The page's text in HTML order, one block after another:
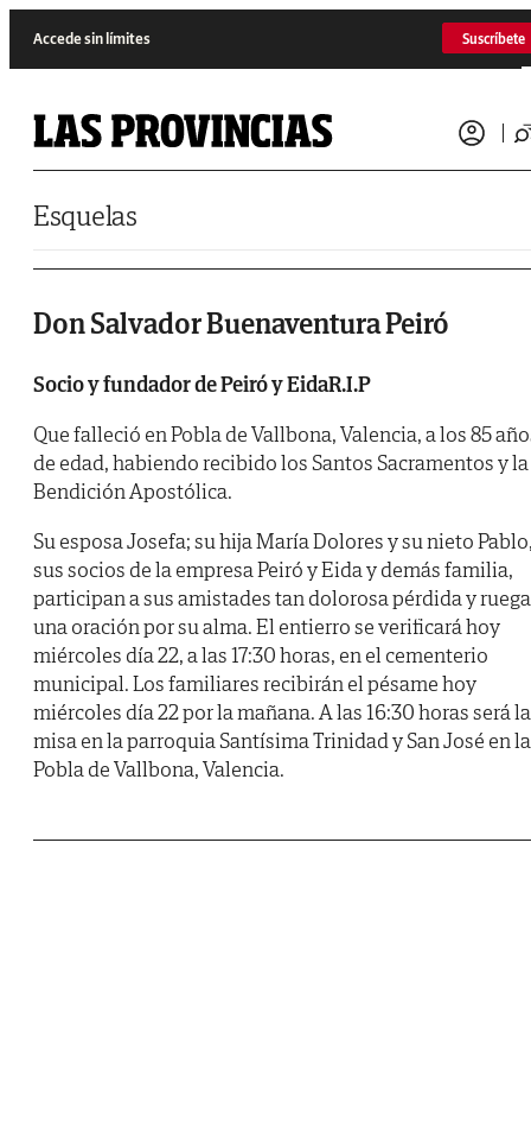
Accede sin límites Suscríbete
Esquelas
Don Salvador Buenaventura Peiró
Socio y fundador de Peiró y EidaR.I.P
Que falleció en Pobla de Vallbona, Valencia, a los 85
de edad, habiendo recibido los Santos Sacramentos y la
Bendición Apostólica.
Su esposa Josefa; su hija María Dolores y su nieto
sus socios de la empresa Peiró y Eida y demás familia,
participan a sus amistades tan dolorosa pérdida y
una oración por su alma. El entierro se verificará hoy
miércoles día 22, a las 17:30 horas, en el cementerio
municipal. Los familiares recibirán el pésame hoy
miércoles día 22 por la mañana. A las 16:30 horas será la
misa en la parroquia Santísima Trinidad y San José en la
Pobla de Vallbona, Valencia.